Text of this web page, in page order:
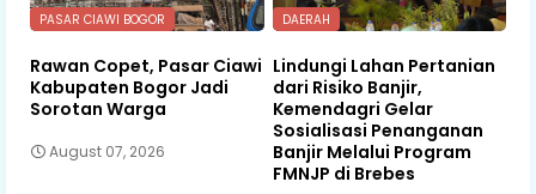
PASAR CIAWI BOGOR
Rawan Copet, Pasar Ciawi
Kabupaten Bogor Jadi
Sorotan Warga
August 07, 2026
DAERAH
Lindungi Lahan Pertanian
dari Risiko Banjir,
Kemendagri Gelar
Sosialisasi Penanganan
Banjir Melalui Program
FMNJP di Brebes